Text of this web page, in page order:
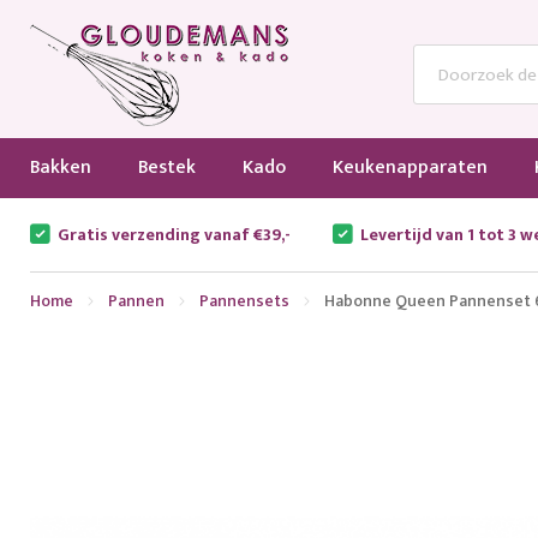
Bakken Bestek Kado Keukenapparaten
Gratis verzending vanaf €39,- Levertijd van 1 tot 3
Home Pannen Pannensets Habonne Queen Pannenset